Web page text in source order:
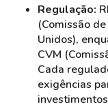
Regulação:
(Comissão
Unidos),
CVM
Cada
exigências